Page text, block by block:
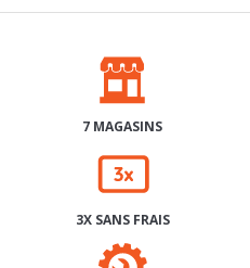
7 MAGASINS
3X SANS FRAIS